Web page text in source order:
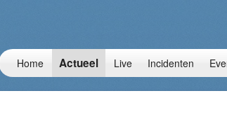
Home Actueel Live Incidenten